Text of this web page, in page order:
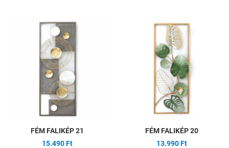
Hozzáadás a kívánságlistához
Összehasonlítás
FÉM FALIKÉP 21
15.490 Ft
FÉM FALIKÉP 20
13.990 Ft